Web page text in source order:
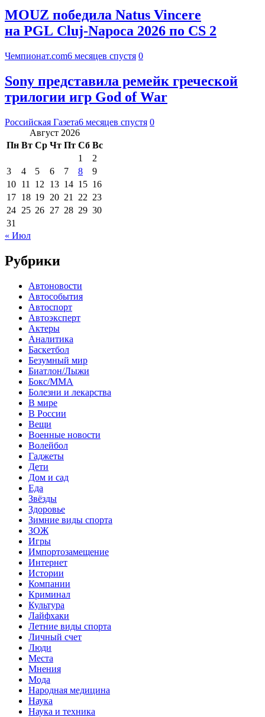
MOUZ победила Natus Vincere
на PGL Cluj-Napoca 2026 по CS 2
Чемпионат.com6 месяцев спустя 0
Sony представила ремейк греческой
трилогии игр God of War
Российская Газета6 месяцев спустя 0
Август 2026
Пн Вт Ср Чт Пт Сб Вс
1
2
3
4 5 6 7 8
9
10 11 12 13 14 15 16
17 18 19 20 21 22 23
24 25 26 27 28 29 30
31
« Июл
Рубрики
Автоновости
Автособытия
Автоспорт
Автоэксперт
Актеры
Аналитика
Баскетбол
Безумный мир
Биатлон/Лыжи
Бокс/MMA
Болезни и лекарства
В мире
В России
Вещи
Военные новости
Волейбол
Гаджеты
Дети
Дом и сад
Еда
Звёзды
Здоровье
Зимние виды спорта
ЗОЖ
Игры
Импортозамещение
Интернет
Истории
Компании
Криминал
Культура
Лайфхаки
Летние виды спорта
Личный счет
Люди
Места
Мнения
Мода
Народная медицина
Наука
Наука и техника